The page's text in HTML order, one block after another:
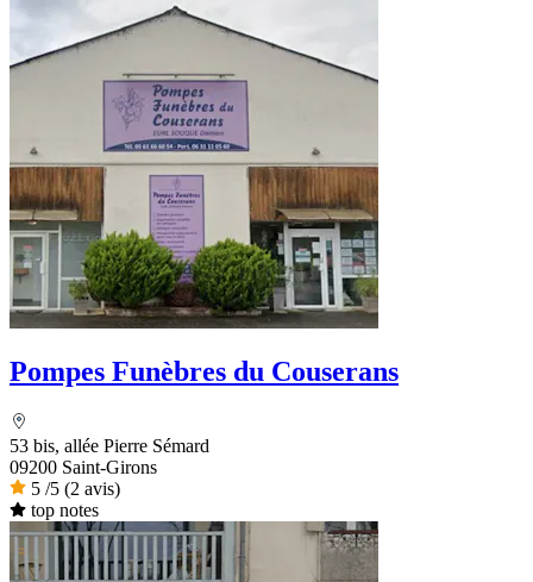
Pompes Funèbres du Couserans
53 bis, allée Pierre Sémard
09200 Saint-Girons
5 /5 (2 avis)
top notes